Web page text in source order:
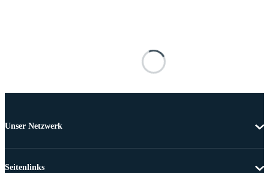
Unser Netzwerk
Seitenlinks